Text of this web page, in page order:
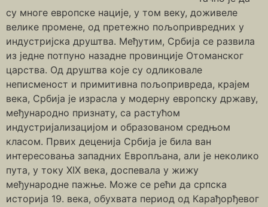
су многе европске нације, у том веку, доживеле
велике промене, од претежно пољопривредних у
индустријска друштва. Међутим, Србија се развила
из једне потпуно назадне провинције Отоманског
царства. Од друштва које су одликовале
неписменост и примитивна пољопривреда, крајем
века, Србија је израсла у модерну европску државу,
међународно признату, са растућом
индустријализацијом и образованом средњом
класом. Првих деценија Србија је била ван
интересовања западних Европљана, али је неколико
пута, у току XIX века, доспевала у жижу
међународне пажње. Може се рећи да српска
историја 19. века, обухвата период од Карађорђевог